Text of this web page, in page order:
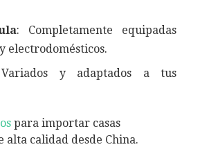
: Completamente equipadas
electrodomésticos.
y adaptados a tus
para importar casas
alta calidad desde China.